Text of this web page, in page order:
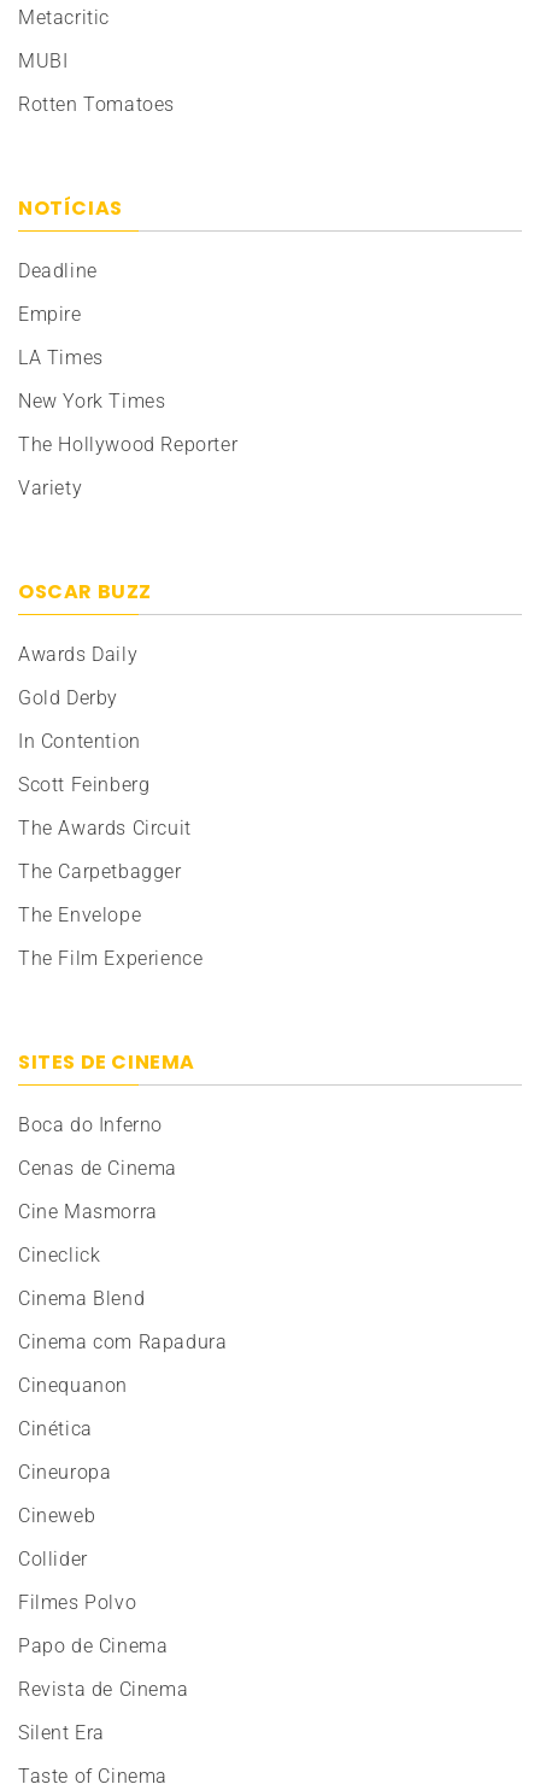
Metacritic
MUBI
Rotten Tomatoes
NOTÍCIAS
Deadline
Empire
LA Times
New York Times
The Hollywood Reporter
Variety
OSCAR BUZZ
Awards Daily
Gold Derby
In Contention
Scott Feinberg
The Awards Circuit
The Carpetbagger
The Envelope
The Film Experience
SITES DE CINEMA
Boca do Inferno
Cenas de Cinema
Cine Masmorra
Cineclick
Cinema Blend
Cinema com Rapadura
Cinequanon
Cinética
Cineuropa
Cineweb
Collider
Filmes Polvo
Papo de Cinema
Revista de Cinema
Silent Era
Taste of Cinema